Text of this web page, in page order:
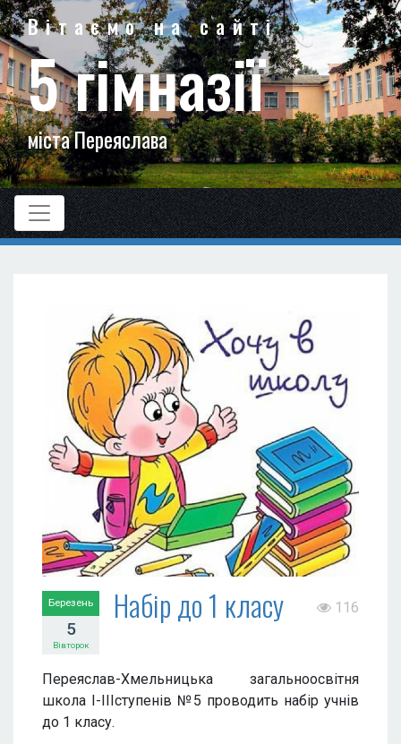
Вітаємо на сайті
5 гімназії
міста Переяслава
Березень
5
Вівторок
Набір до 1 класу 116
Переяслав-Хмельницька загальноосвітня
школа І-ІІІступенів №5 проводить набір учнів
до 1 класу.